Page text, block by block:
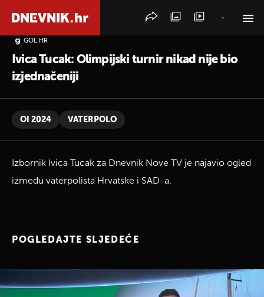
GOL.HR
Ivica Tucak: Olimpijski turnir nikad nije bio
izjednačeniji
OI 2024 VATERPOLO
Izbornik Ivica Tucak za Dnevnik Nove TV je najavio ogled
između vaterpolista Hrvatske i SAD-a.
POGLEDAJTE SLJEDEĆE
PRETRAŽITE VIJESTI